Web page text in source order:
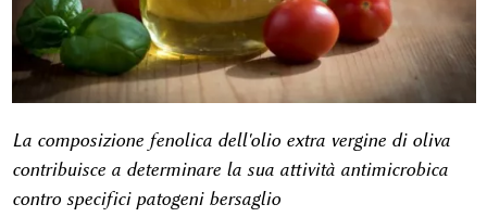
La composizione fenolica dell'olio extra vergine di oliva
contribuisce a determinare la sua attività antimicrobica
contro specifici patogeni bersaglio